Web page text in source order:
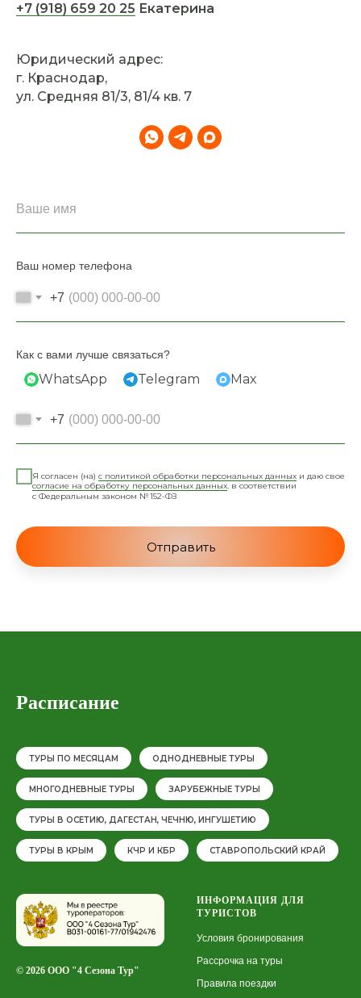
+7 (918) 659 20 25 Екатерина
Юридический адрес:
г. Краснодар,
ул. Средняя 81/3, 81/4 кв. 7
Ваш номер телефона
+7
Как с вами лучше связаться?
WhatsApp Telegram Max
+7
Я согласен (на) с политикой обработки персональных данных и даю свое
согласие на обработку персональных данных. в соответствии
с Федеральным законом № 152-ФЗ
Отправить
Расписание
ТУРЫ ПО МЕСЯЦАМ ОДНОДНЕВНЫЕ ТУРЫ
МНОГОДНЕВНЫЕ ТУРЫ ЗАРУБЕЖНЫЕ ТУРЫ
ТУРЫ В ОСЕТИЮ, ДАГЕСТАН, ЧЕЧНЮ, ИНГУШЕТИЮ
ТУРЫ В КРЫМ КЧР И КБР СТАВРОПОЛЬСКИЙ КРАЙ
© 2026 ООО "4 Сезона Тур"
ИНФОРМАЦИЯ ДЛЯ
ТУРИСТОВ
Условия бронирования
Рассрочка на туры
Правила поездки